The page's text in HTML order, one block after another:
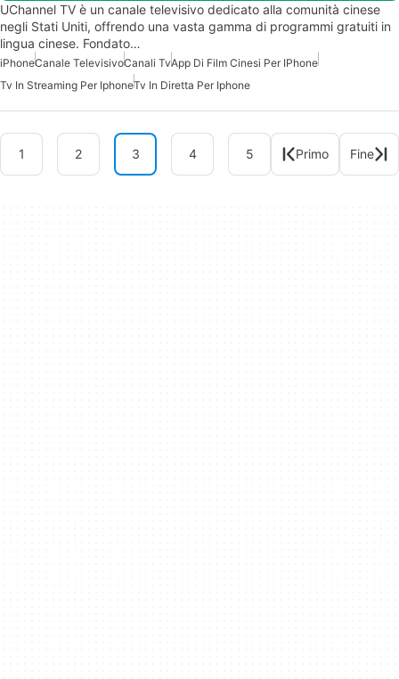
UChannel TV è un canale televisivo dedicato alla comunità cinese
negli Stati Uniti, offrendo una vasta gamma di programmi gratuiti in
lingua cinese. Fondato…
iPhoneCanale TelevisivoCanali TvApp Di Film Cinesi Per IPhone
Tv In Streaming Per IphoneTv In Diretta Per Iphone
1 2 3 4 5 Primo Fine